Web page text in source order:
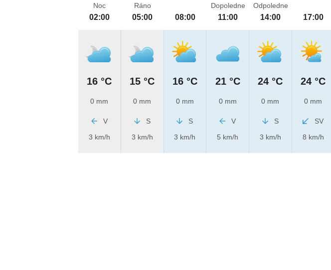
Noc
02:00
16 °C
0 mm
V
3 km/h
Ráno
05:00
15 °C
0 mm
S
3 km/h
08:00
16 °C
0 mm
S
3 km/h
Dopoledne
11:00
21 °C
0 mm
V
5 km/h
Odpoledne
14:00
24 °C
0 mm
S
3 km/h
17:00
24 °C
0 mm
SV
8 km/h